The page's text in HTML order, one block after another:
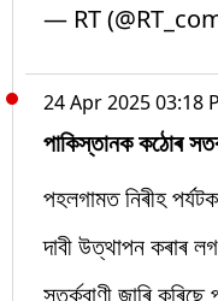
— RT
24 Apr 2025 03:18
পাকিস্তানক কঠোৰ
পহলগামত নিৰীহ
দাবী উত্থাপন কৰাৰ
সতৰ্কবাণী জাৰি কৰিছে